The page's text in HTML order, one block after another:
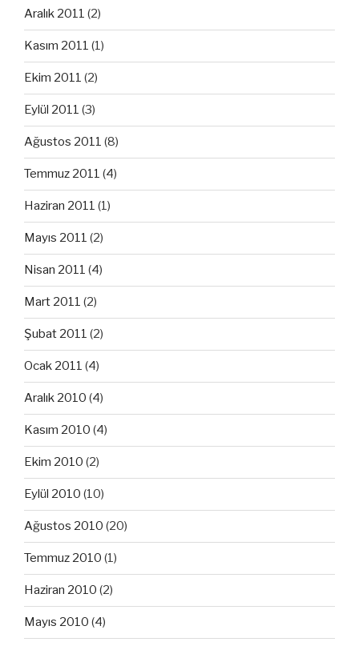
Aralık 2011 (2)
Kasım 2011 (1)
Ekim 2011 (2)
Eylül 2011 (3)
Ağustos 2011 (8)
Temmuz 2011 (4)
Haziran 2011 (1)
Mayıs 2011 (2)
Nisan 2011 (4)
Mart 2011 (2)
Şubat 2011 (2)
Ocak 2011 (4)
Aralık 2010 (4)
Kasım 2010 (4)
Ekim 2010 (2)
Eylül 2010 (10)
Ağustos 2010 (20)
Temmuz 2010 (1)
Haziran 2010 (2)
Mayıs 2010 (4)